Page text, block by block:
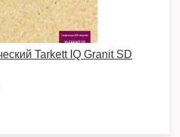
Tarkett IQ Granit SD